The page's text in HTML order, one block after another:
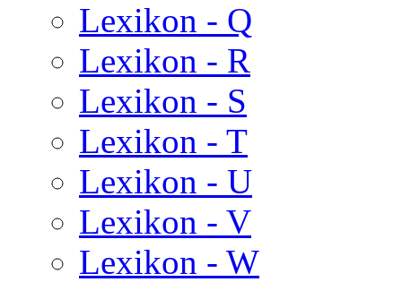
Lexikon - Q
Lexikon - R
Lexikon - S
Lexikon - T
Lexikon - U
Lexikon - V
Lexikon - W